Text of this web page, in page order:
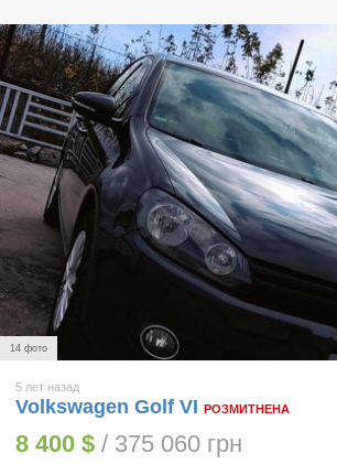
14 фото
5 лет назад
Volkswagen Golf VI РОЗМИТНЕНА
8 400 $ / 375 060 грн